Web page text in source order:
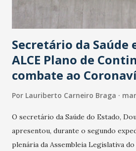
Secretário da Saúde
ALCE Plano de
combate ao
Por Lauriberto Carneiro Braga
O secretário da Saúde do Estado,
apresentou, durante o segundo
plenária da Assembleia Legislativa